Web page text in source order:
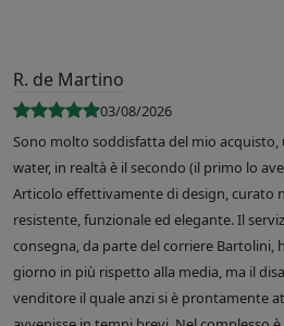
R. de Martino
03/08/2026
Sono molto soddisfatta del mio
water, in realtà è il secondo (il primo lo
Articolo effettivamente di design, curato
resistente, funzionale ed elegante. Il
consegna, da parte del corriere
giorno in più rispetto alla media, ma il
venditore il quale anzi si è prontamente